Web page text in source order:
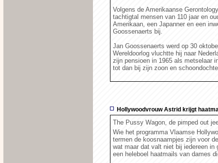
Volgens de Amerikaanse
tachtigtal mensen van 110 jaar en
Amerikaan, een Japanner en een
Goossenaerts bij.
Jan Goossenaerts werd op 30
Wereldoorlog vluchtte hij naar
zijn pensioen in 1965 als metselaar
tot dan bij zijn zoon en
Hollywoodvrouw Astrid krijgt
The Pussy Wagon, de pimped out
Wie het programma Vlaamse
termen de koosnaampjes zijn voor
wat maar dat valt niet bij iedereen in
een heleboel haatmails van dames